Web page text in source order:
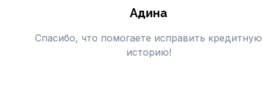
Адина
Спасибо, что помогаете исправить кредитную
историю!